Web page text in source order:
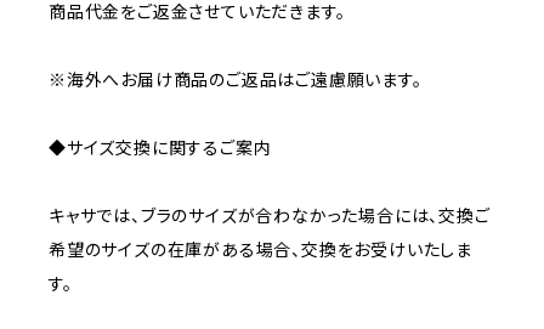
商品代金をご返金させていただきます。
※海外へお届け商品のご返品はご遠慮願います。
◆サイズ交換に関するご案内
キャサでは、ブラのサイズが合わなかった場合には、交換ご
希望のサイズの在庫がある場合、交換をお受けいたしま
す。